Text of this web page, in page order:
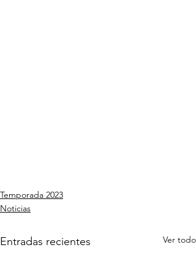
Temporada 2023
Noticias
Entradas recientes Ver todo